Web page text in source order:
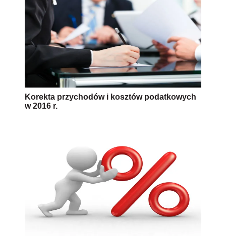
Korekta przychodów i kosztów podatkowych
w 2016 r.